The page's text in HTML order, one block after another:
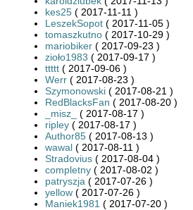
kes25 ( 2017-11-11 )
LeszekSopot ( 2017-11-05 )
tomaszkutno ( 2017-10-29 )
mariobiker ( 2017-09-23 )
zioło1983 ( 2017-09-17 )
ttttt ( 2017-09-06 )
Werr ( 2017-08-23 )
Szymonowski ( 2017-08-21 )
RedBlacksFan ( 2017-08-20 )
_misz_
( 2017-08-17 )
ripley ( 2017-08-17 )
Author85 ( 2017-08-13 )
wawal ( 2017-08-11 )
Stradovius ( 2017-08-04 )
completny ( 2017-08-02 )
patryszja ( 2017-07-26 )
yellow ( 2017-07-26 )
Maniek1981 ( 2017-07-20 )